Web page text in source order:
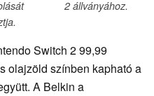
2 állványához.
Switch 2 99,99
olajzöld színben kapható a
A Belkin a